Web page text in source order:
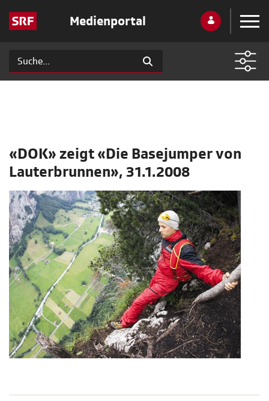
Medienportal
«DOK» zeigt «Die Basejumper von
Lauterbrunnen», 31.1.2008